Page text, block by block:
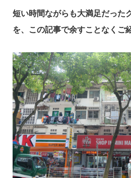
短い時間ながらも大満足だった
を、この記事で余すことなくご